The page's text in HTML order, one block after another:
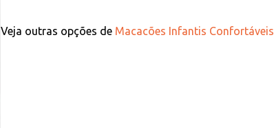
Veja outras opções de Macacões Infantis